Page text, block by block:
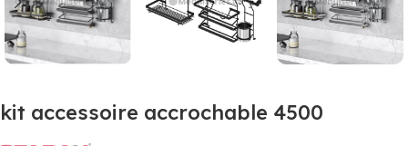
kit accessoire accrochable 4500